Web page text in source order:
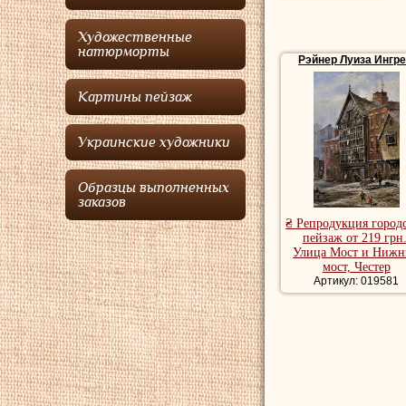
Художественные
натюрморты
Картины пейзаж
Украинские художники
Образцы выполненных
заказов
Королевской
Chapel", она была
акварелью. Она
художниц,
британских
Рэйнер Луизажила
британские
переехала к
Городские
картины
Рэйнер Луиза
₴ Репродукция
пейзаж от 219
Улица Мост и
мост, Честер
Артикул: 019581